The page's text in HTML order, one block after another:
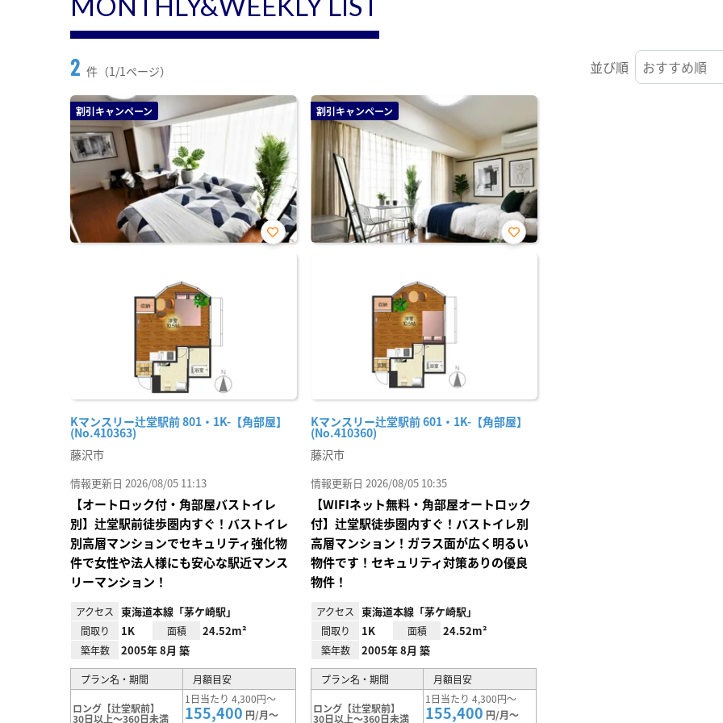
2 件（1/1ページ） 並び順
割引キャンペーン
Kマンスリー辻堂駅前 801・1K-【角部屋】
(No.410363)
お気
藤沢市
情報更新日 2026/08/05 11:13
【オートロック付・角部屋バストイレ
別】辻堂駅前徒歩圏内すぐ！バストイレ
別高層マンションでセキュリティ強化物
件で女性や法人様にも安心な駅近マンス
リーマンション！
アクセス 東海道本線「茅ケ崎駅」
間取り 1K 面積 24.52m²
築年数 2005年 8月 築
プラン名・期間 月額目安
ロング【辻堂駅前】
30日以上～360日未満
1日当たり 4,300円～
155,400 円/月～
割引キャンペーン
Kマンスリー辻堂駅前 601・1K-【角部屋】
(No.410360)
お気
藤沢市
情報更新日 2026/08/05 10:35
【WIFIネット無料・角部屋オートロック
付】辻堂駅徒歩圏内すぐ！バストイレ別
高層マンション！ガラス面が広く明るい
物件です！セキュリティ対策ありの優良
物件！
アクセス 東海道本線「茅ケ崎駅」
間取り 1K 面積 24.52m²
築年数 2005年 8月 築
プラン名・期間 月額目安
ロング【辻堂駅前】
30日以上～360日未満
1日当たり 4,300円～
155,400 円/月～